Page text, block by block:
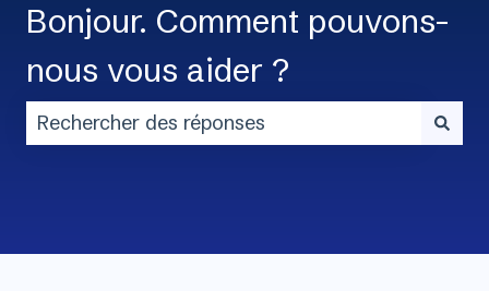
Bonjour. Comment pouvons-
nous vous aider ?